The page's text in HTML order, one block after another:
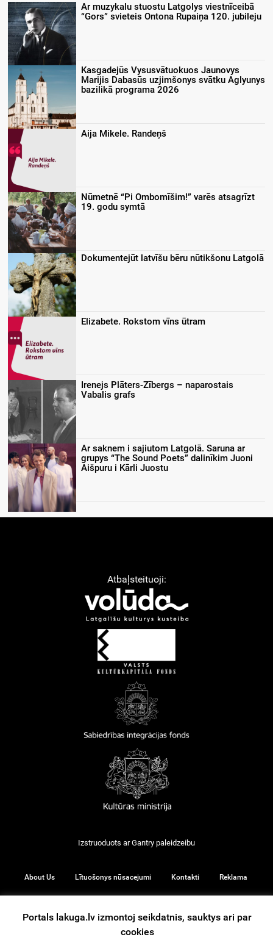
Ar muzykalu stuostu Latgolys viestnīceibā
“Gors” svieteis Ontona Rupaiņa 120. jubileju
Kasgadejūs Vysusvātuokuos Jaunovys
Marijis Dabasūs uzjimšonys svātku Aglyunys
bazilikā programa 2026
Aija Mikele. Randeņš
Nūmetnē “Pi Ombomīšim!” varēs atsagrīzt
19. godu symtā
Dokumentejūt latvīšu bēru nūtikšonu Latgolā
Elizabete. Rokstom vīns ūtram
Irenejs Plāters-Zībergs – naparostais
Vabalis grafs
Ar saknem i sajiutom Latgolā. Saruna ar
grupys “The Sound Poets” dalinīkim Juoni
Aišpuru i Kārli Juostu
Atbaļsteituoji:
Izstruoduots arGantry paleidzeibu
About Us Lītuošonys nūsacejumi Kontakti Reklama
© 2026
Portals lakuga.lv izmontoj seikdatnis, sauktys ari par
cookies